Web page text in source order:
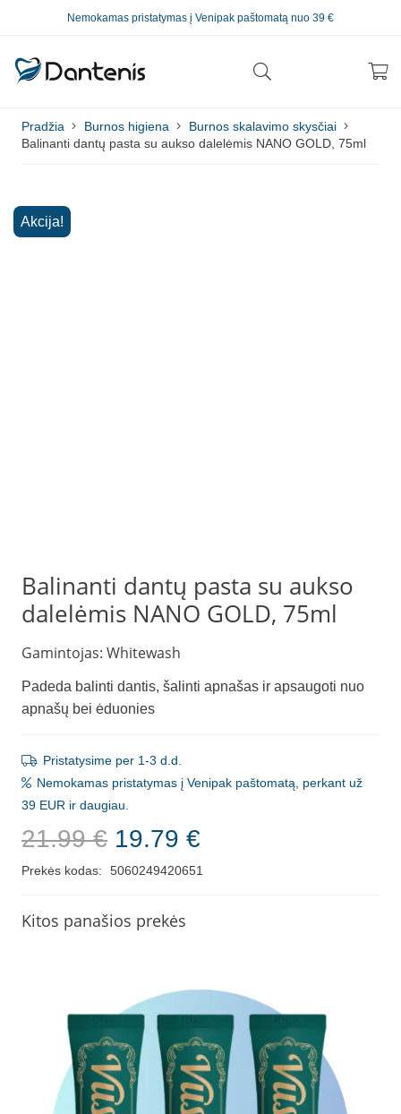
Nemokamas pristatymas į Venipak paštomatą nuo 39 €
Pradžia Burnos higiena
Burnos skalavimo skysčiai
Balinanti dantų pasta su aukso dalelėmis NANO GOLD, 75ml
Akcija!
Balinanti dantų pasta su aukso
dalelėmis NANO GOLD, 75ml
Gamintojas: Whitewash
Padeda balinti dantis, šalinti apnašas ir apsaugoti nuo
apnašų bei ėduonies
Pristatysime per 1-3 d.d.
Nemokamas pristatymas į Venipak paštomatą, perkant už
39 EUR ir daugiau.
21.99€ Original
price
was:
19.79 €
price
is:
Prekės kodas: 5060249420651
Kitos panašios prekės